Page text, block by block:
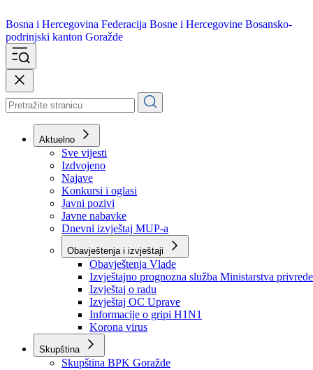
Bosna i Hercegovina
podrinjski kanton Goražde
Aktuelno
Sve vijesti
Izdvojeno
Najave
Konkursi i oglasi
Javni pozivi
Javne nabavke
Dnevni izvještaj MUP-a
Obavještenja i izvještaji
Obavještenja Vlade
Izvještajno prognozna služba Ministarstva privrede
Izvještaj o radu
Izvještaj OC Uprave
Informacije o gripi H1N1
Korona virus